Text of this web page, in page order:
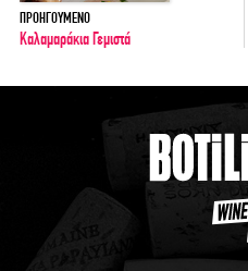
ΠΡΟΗΓΟΥΜΕΝΟ
Καλαμαράκια Γεμιστά